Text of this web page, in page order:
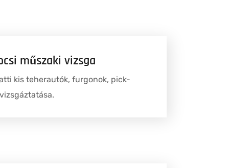
műszaki vizsga
kis teherautók, furgonok, pick-
a.